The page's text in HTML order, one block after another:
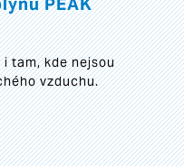
tam, kde nejsou
vzduchu.